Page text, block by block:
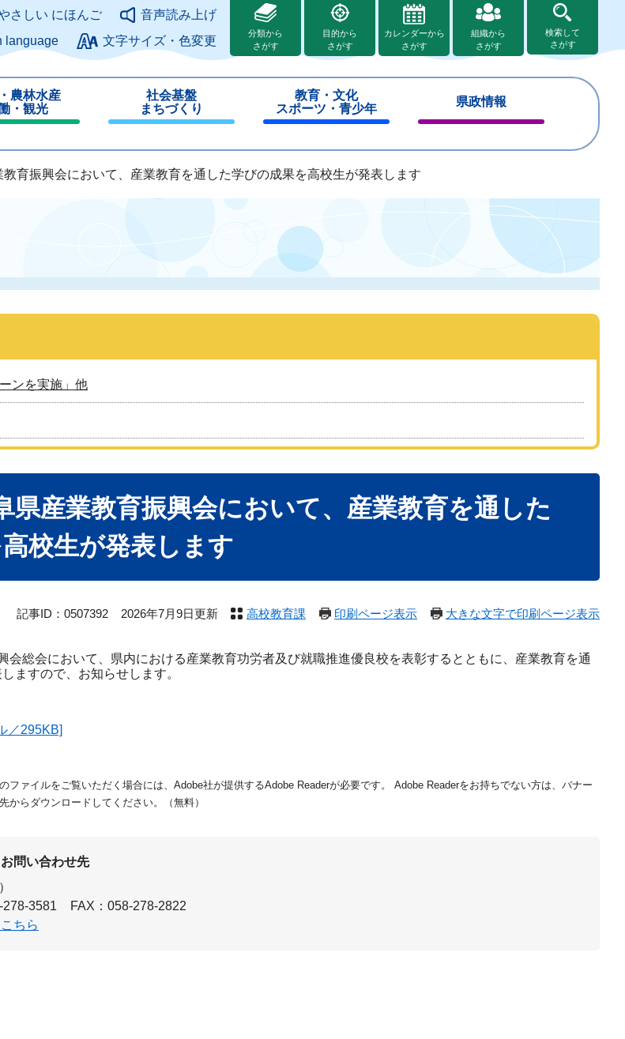
このページの本文へ
さしい にほんご
音声読み上げ
language
文字サイズ・色変更
分類から
さがす
目的から
さがす
カレンダーから
さがす
組織から
さがす
検索して
さがす
農林水産
・観光
社会基盤
まちづくり
じ
教育・文化
スポーツ・青少年
じ
県政情報
じ
育振興会において、産業教育を通した学びの成果を高校生が発表します
ンを実施」他
県産業教育振興会において、産業教育を通した
校生が発表します
記事ID：0507392 2026年7月9日更新 高校教育課 印刷ページ表示 大きな文字で印刷ページ表示
総会において、県内における産業教育功労者及び就職推進優良校を表彰するとともに、産業教育を通
ますので、お知らせします。
／295KB]
ファイルをご覧いただく場合には、Adobe社が提供するAdobe Readerが必要です。
Adobe Readerをお持ちでない方は、バナー
からダウンロードしてください。（無料）
問い合わせ先
3581
FAX：058-278-2822
ちら